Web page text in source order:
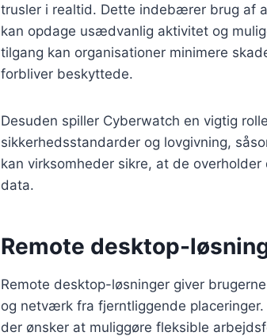
trusler i realtid. Dette indebærer brug af
kan opdage usædvanlig aktivitet og
tilgang kan organisationer minimere
forbliver beskyttede.
Desuden spiller Cyberwatch en vigtig
sikkerhedsstandarder og lovgivning,
kan virksomheder sikre, at de
data.
Remote desktop-
Remote desktop-løsninger giver
og netværk fra fjerntliggende
der ønsker at muliggøre fleksible